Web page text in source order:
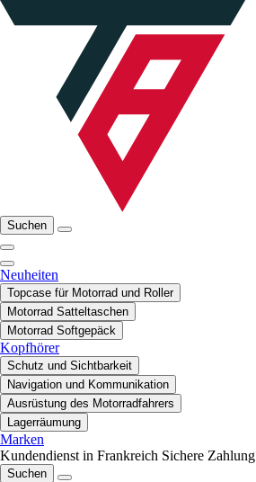
Suchen
Neuheiten
Topcase für Motorrad und Roller
Motorrad Satteltaschen
Motorrad Softgepäck
Kopfhörer
Schutz und Sichtbarkeit
Navigation und Kommunikation
Ausrüstung des Motorradfahrers
Lagerräumung
Marken
Kundendienst in Frankreich Sichere Zahlung
Suchen